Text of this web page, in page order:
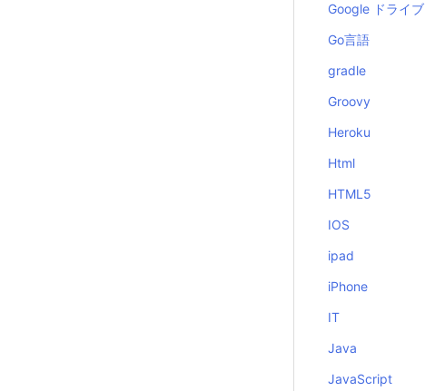
Google ドライブ
Go言語
gradle
Groovy
Heroku
Html
HTML5
IOS
ipad
iPhone
IT
Java
JavaScript